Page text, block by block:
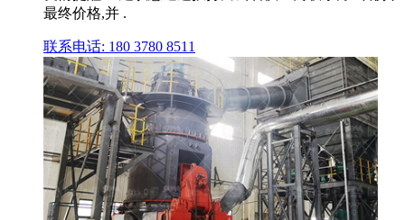
最终价格,并 .
联系电话: 180 3780 8511